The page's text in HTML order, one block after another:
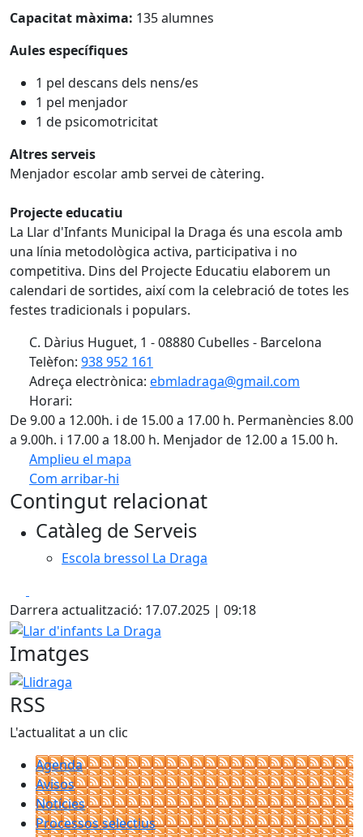
Capacitat màxima: 135 alumnes
Aules específiques
1 pel descans dels nens/es
1 pel menjador
1 de psicomotricitat
Altres serveis
Menjador escolar amb servei de càtering.
Projecte educatiu
La Llar d'Infants Municipal la Draga és una escola amb
una línia metodològica activa, participativa i no
competitiva. Dins del Projecte Educatiu elaborem un
calendari de sortides, així com la celebració de totes les
festes tradicionals i populars.
C. Dàrius Huguet, 1 - 08880 Cubelles - Barcelona
Telèfon: 938 952 161
Adreça electrònica: ebmladraga@gmail.com
Horari:
De 9.00 a 12.00h. i de 15.00 a 17.00 h. Permanències 8.00
a 9.00h. i 17.00 a 18.00 h. Menjador de 12.00 a 15.00 h.
Amplieu el mapa
Com arribar-hi
+
−
Contingut relacionat
Catàleg de Serveis
Escola bressol La Draga
Darrera actualització: 17.07.2025 | 09:18
Llar d'infants La Draga
Imatges
Llidraga
RSS
L'actualitat a un clic
Agenda
Avisos
Notícies
Processos selectius